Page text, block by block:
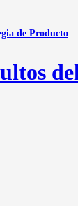
de Producto